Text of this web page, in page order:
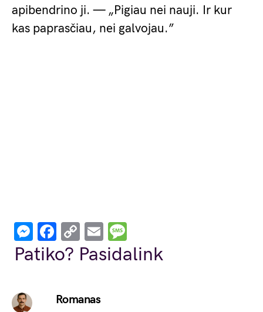
apibendrino ji. — „Pigiau nei nauji. Ir kur
kas paprasčiau, nei galvojau.”
Messenger
Facebook
Copy
Link
Email
Patiko? Pasidalink
Romanas